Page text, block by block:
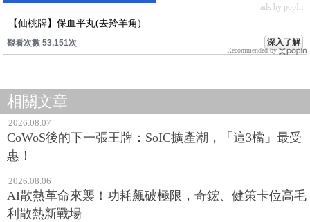
ads by popIn
【仙桃牌】保血平丸(去羚羊角)
觀看次數 53,151次 深入了解
Recommended by
相關文章
2026.08.07
CoWoS後的下一張王牌：SoIC擴產潮，「這3檔」最受
惠！
2026.08.06
AI散熱革命來襲！功耗飆破極限，奇鋐、健策卡位高毛
利散熱新戰場